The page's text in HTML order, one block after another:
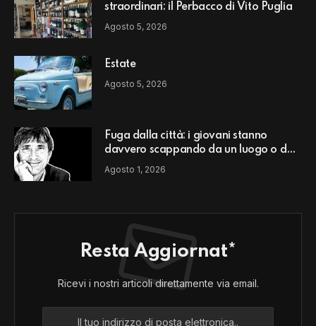
straordinari: il Perbacco di Vito Puglia
Agosto 5, 2026
Estate
Agosto 5, 2026
Fuga dalla città: i giovani stanno
davvero scappando da un luogo o da
un modello di vita?
Agosto 1, 2026
Resta Aggiornat*
Ricevi i nostri articoli direttamente via email.